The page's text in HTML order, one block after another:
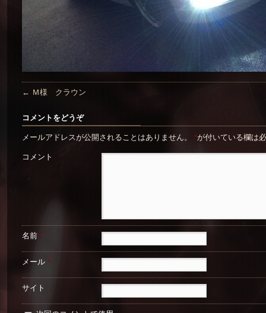
← Ｍ様 クラウン
コメントをどうぞ
メールアドレスが公開されることはありません。 *が付いている欄は
コメント
名前 *
メール *
サイト